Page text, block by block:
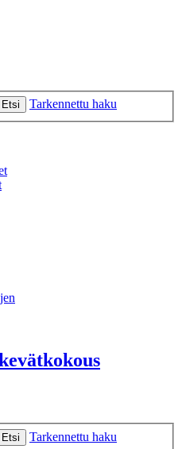
Etsi Tarkennettu haku
Etsi
Tarkennettu haku